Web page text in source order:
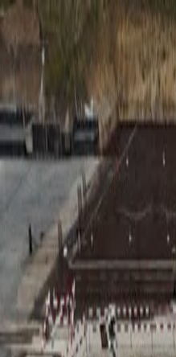
RADIO SOMEȘ
Categorii
EmisiuniPodcastIstoric melodii